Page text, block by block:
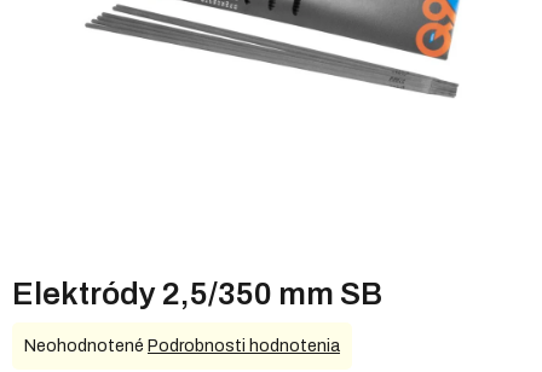
Elektródy 2,5/350 mm SB
Priemerné
Neohodnotené Podrobnosti hodnotenia